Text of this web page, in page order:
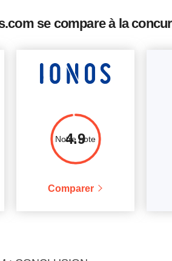
se compare à la
Notre note
4.9
Comparer